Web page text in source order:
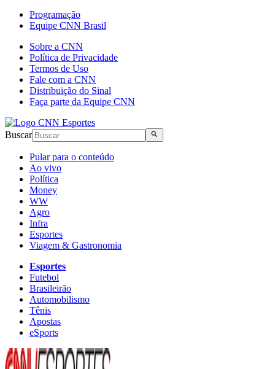
Programação
Equipe CNN Brasil
Sobre a CNN
Política de Privacidade
Termos de Uso
Fale com a CNN
Distribuição do Sinal
Faça parte da Equipe CNN
Buscar
Pular para o conteúdo
Ao vivo
Política
Money
WW
Agro
Infra
Esportes
Viagem & Gastronomia
Esportes
Futebol
Brasileirão
Automobilismo
Tênis
Apostas
eSports